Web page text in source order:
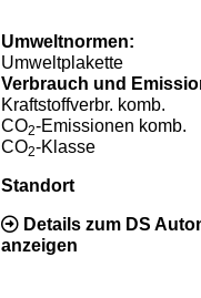
Umweltnormen:
Umweltplakette
Verbrauch und
Kraftstoffverbr. komb.
CO2-Emissionen komb.
CO2-Klasse
Standort
Details zum DS
anzeigen